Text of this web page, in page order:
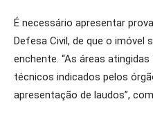
É necessário apresentar
Defesa Civil, de que o
enchente. “As áreas
técnicos indicados pelos
apresentação de laudos”,